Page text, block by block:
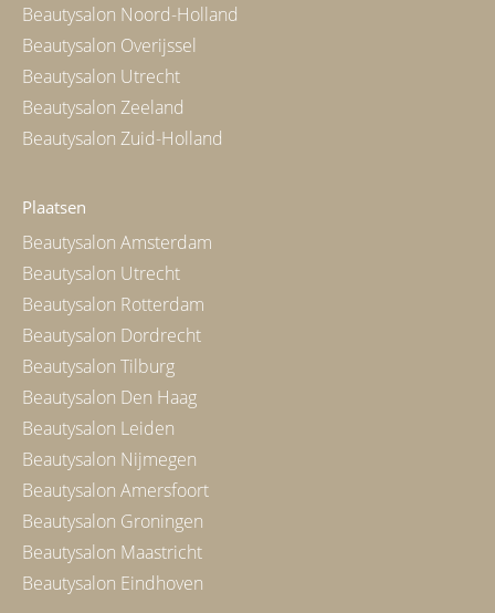
Beautysalon Noord-Holland
Beautysalon Overijssel
Beautysalon Utrecht
Beautysalon Zeeland
Beautysalon Zuid-Holland
Plaatsen
Beautysalon Amsterdam
Beautysalon Utrecht
Beautysalon Rotterdam
Beautysalon Dordrecht
Beautysalon Tilburg
Beautysalon Den Haag
Beautysalon Leiden
Beautysalon Nijmegen
Beautysalon Amersfoort
Beautysalon Groningen
Beautysalon Maastricht
Beautysalon Eindhoven